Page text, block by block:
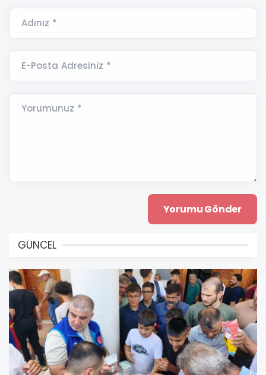
Adınız *
E-Posta Adresiniz *
Yorumunuz *
GÜNCEL